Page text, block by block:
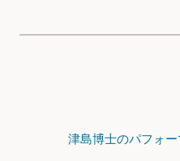
津島博士のパフォ